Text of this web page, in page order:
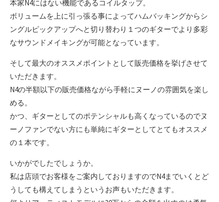
本家N4にはない機能であるコイルタップ。
ボリュームを上に引っ張る事によってハムバッキングからシ
ングルピックアップへと切り替わり１つのギターでより多彩
なサウンドメイキングが可能となっています。
そして最大のオススメポイントとして販売価格を挙げさせて
いただきます。
N4の半額以下の販売価格ながら手軽にヌーノの雰囲気を楽し
める。
かつ、ギターとしてのポテンシャルも高くなっているのでヌ
ーノファンでない方にも単純にギターとしてとてもオススメ
の１本です。
いかがでしたでしょうか。
私は店頭でお客様をご案内しておりますのでN4までいくとど
うしても構えてしまうというお声もいただきます。